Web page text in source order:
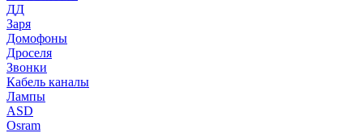
ДД
Заря
Домофоны
Дроселя
Звонки
Кабель каналы
Лампы
ASD
Osram